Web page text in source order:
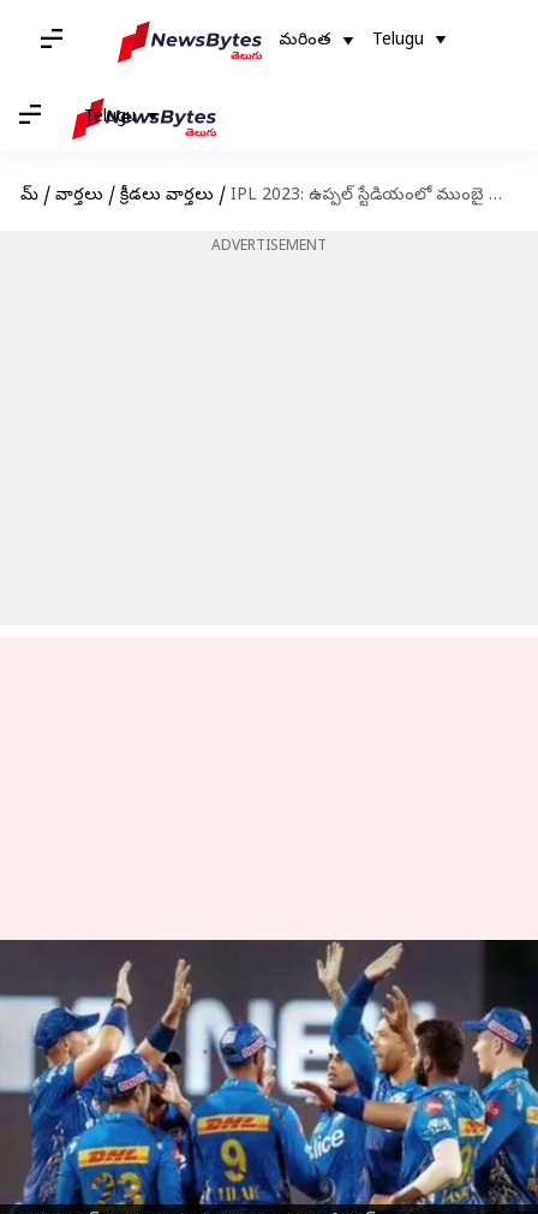
మరింత Telugu
Telugu
హోమ్ / వార్తలు / క్రీడలు వార్తలు / IPL 2023: ఉప్పల్ స్టేడియంలో ముంబై ఇండియన్స్ సూపర్ విక్టరీ
ADVERTISEMENT
IPL 2023: ఉప్పల్ స్టేడియంలో
ముంబై ఇండియన్స్ సూపర్ విక్టరీ
వ్రాసిన వారు Jayachandra Akuri Apr 18, 2023 11:36 pm
ఈ వార్తాకథనం ఏంటి
ఉప్పల్ స్టేడియంలో ముంబై ఇండియన్స్ సన్ రైజర్స్
హైదరాబాద్ పై 14 పరుగుల తేడాతో గెలుపొంది